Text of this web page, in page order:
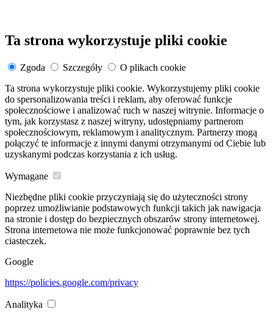
Ta strona wykorzystuje pliki cookie
Zgoda Szczegóły
O plikach cookie
Ta strona wykorzystuje pliki cookie. Wykorzystujemy pliki cookie
do spersonalizowania treści i reklam, aby oferować funkcje
społecznościowe i analizować ruch w naszej witrynie. Informacje o
tym, jak korzystasz z naszej witryny, udostępniamy partnerom
społecznościowym, reklamowym i analitycznym. Partnerzy mogą
połączyć te informacje z innymi danymi otrzymanymi od Ciebie lub
uzyskanymi podczas korzystania z ich usług.
Wymagane
Niezbędne pliki cookie przyczyniają się do użyteczności strony
poprzez umożliwianie podstawowych funkcji takich jak nawigacja
na stronie i dostęp do bezpiecznych obszarów strony internetowej.
Strona internetowa nie może funkcjonować poprawnie bez tych
ciasteczek.
Google
https://policies.google.com/privacy
Analityka